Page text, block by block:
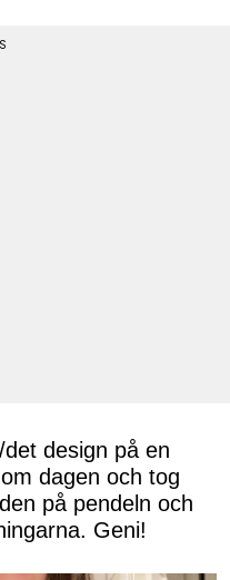
design på en
dagen och tog
på pendeln och
Geni!